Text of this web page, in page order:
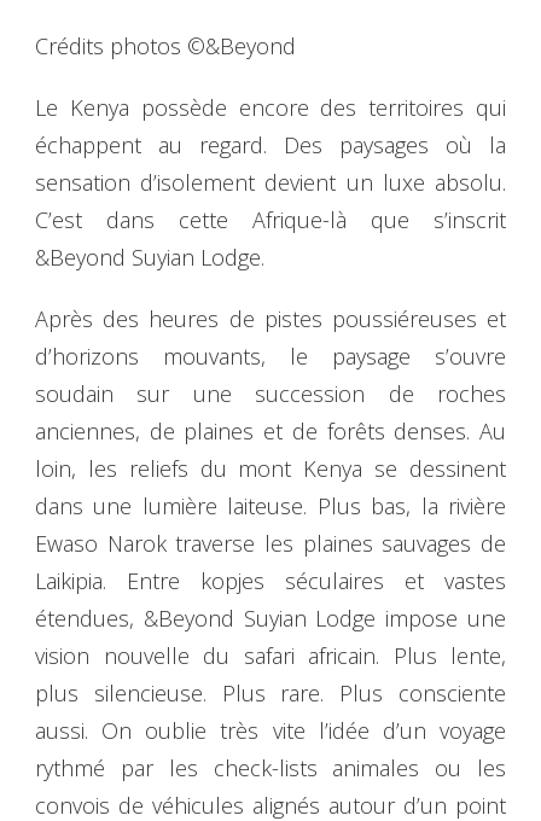
Crédits photos ©&Beyond
Le Kenya possède encore des territoires qui
échappent au regard. Des paysages où la
sensation d’isolement devient un luxe absolu.
C’est dans cette Afrique-là que s’inscrit
&Beyond Suyian Lodge.
Après des heures de pistes poussiéreuses et
d’horizons mouvants, le paysage s’ouvre
soudain sur une succession de roches
anciennes, de plaines et de forêts denses. Au
loin, les reliefs du mont Kenya se dessinent
dans une lumière laiteuse. Plus bas, la rivière
Ewaso Narok traverse les plaines sauvages de
Laikipia. Entre kopjes séculaires et vastes
étendues, &Beyond Suyian Lodge impose une
vision nouvelle du safari africain. Plus lente,
plus silencieuse. Plus rare. Plus consciente
aussi. On oublie très vite l’idée d’un voyage
rythmé par les check-lists animales ou les
convois de véhicules alignés autour d’un point